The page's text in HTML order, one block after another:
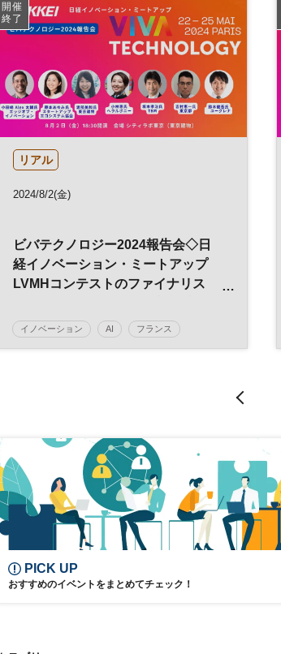
開催
終了
リアル
2024/8/2(金)
ビバテクノロジー2024報告会◇日
経イノベーション・ミートアップ
LVMHコンテストのファイナリス
ンパクトスタートアップが語る欧州
マーケットへの展開 藤本あゆみ
イノベーション AI フランス
グローバル デジタル パリ
参加無料 オープンイノベーション
平日夜開催
PICK UP
おすすめのイベントをまとめてチェック！